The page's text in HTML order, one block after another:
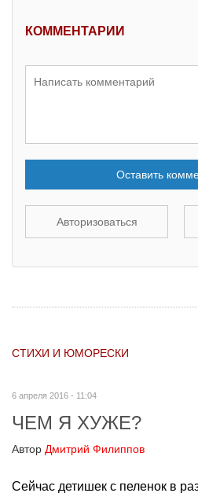
КОММЕНТАРИИ
Оставить
Авторизоваться
СТИХИ И ЮМОРЕСКИ
6 апреля 2016 - 11:04
ЧЕМ Я ХУЖЕ?
Автор Дмитрий Филиппов
Сейчас детишек с пеленок в